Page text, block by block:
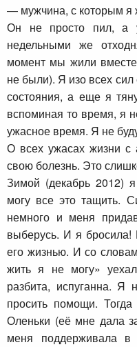
— мужчина, с которым я
Он не просто пил, а
недельными же
момент мы жили
не были). Я изо всех сил
состояния, а еще я
вспоминая то время, я
ужасное время. Я не
О всех ужасах жизни с
свою болезнь. Это
Зимой (декабрь
могу все это тащить.
немного и меня
выберусь. И я
его жизнью. И со
жить я не могу»
разбита, испуганна. Я
просить помощи.
Оленьки (её мне дала
меня поддерживала